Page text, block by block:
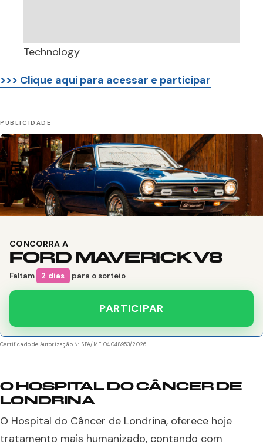
Technology
>>> Clique aqui para acessar e participar
CONCORRA A
FORD MAVERICK V8
Faltam 2 dias para o sorteio
PARTICIPAR
Certificado de Autorização Nº SPA/ME 04.048953/2026
O HOSPITAL DO CÂNCER DE
LONDRINA
O Hospital do Câncer de Londrina, oferece hoje
tratamento mais humanizado, contando com